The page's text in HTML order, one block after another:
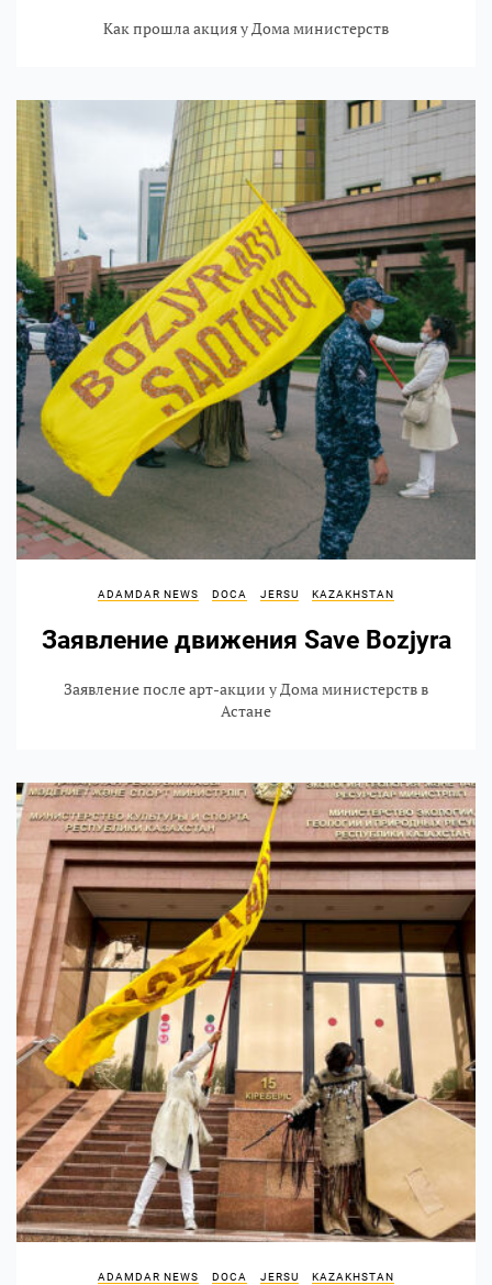
Как прошла акция у Дома министерств
ADAMDAR NEWS DOCA JERSU KAZAKHSTAN
Заявление движения Save Bozjyra
Заявление после арт-акции у Дома министерств в
Астане
ADAMDAR NEWS DOCA JERSU KAZAKHSTAN